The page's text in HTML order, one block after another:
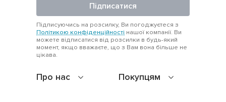
Про нас Покупцям
Підписатися
Підписуючись на розсилку, Ви погоджуєтеся з
Політикою конфіденційності нашої компанії. Ви
можете відписатися від розсилки в будь-який
момент, якщо вважаєте, що з Вам вона більше не
цікава.